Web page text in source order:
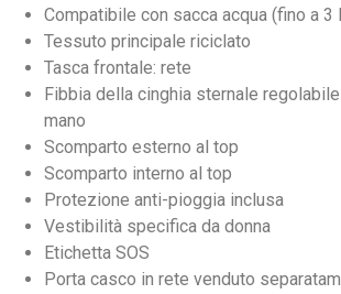
Compatibile con sacca acqua (fino a 3
Tessuto principale riciclato
Tasca frontale: rete
Fibbia della cinghia sternale
mano
Scomparto esterno al top
Scomparto interno al top
Protezione anti-pioggia inclusa
Vestibilità specifica da donna
Etichetta SOS
Porta casco in rete venduto